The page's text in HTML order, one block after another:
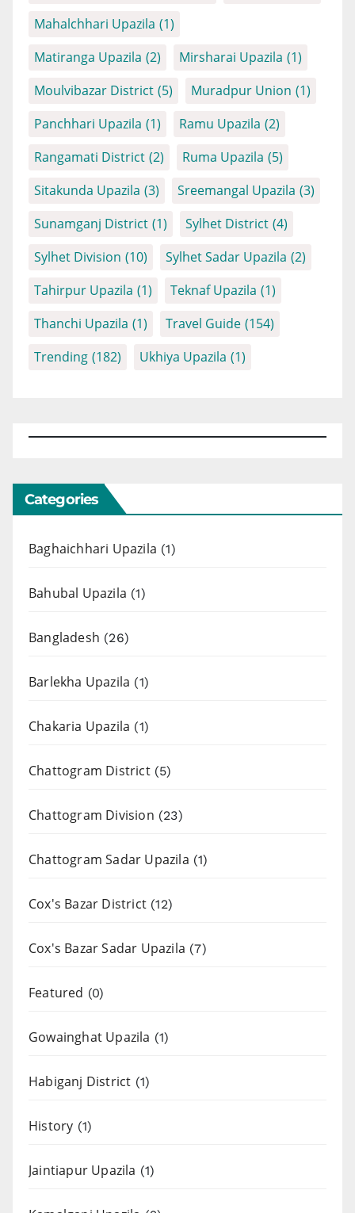
Mahalchhari Upazila (1)
Matiranga Upazila (2) Mirsharai Upazila (1)
Moulvibazar District (5) Muradpur Union (1)
Panchhari Upazila (1) Ramu Upazila (2)
Rangamati District (2) Ruma Upazila (5)
Sitakunda Upazila (3) Sreemangal Upazila (3)
Sunamganj District (1) Sylhet District (4)
Sylhet Division (10) Sylhet Sadar Upazila (2)
Tahirpur Upazila (1) Teknaf Upazila (1)
Thanchi Upazila (1) Travel Guide (154)
Trending (182) Ukhiya Upazila (1)
Categories
Baghaichhari Upazila (1)
Bahubal Upazila (1)
Bangladesh (26)
Barlekha Upazila (1)
Chakaria Upazila (1)
Chattogram District(5)
Chattogram Division (23)
Chattogram Sadar Upazila (1)
Cox's Bazar District (12)
Cox's Bazar Sadar Upazila (7)
Featured (0)
Gowainghat Upazila (1)
Habiganj District (1)
History (1)
Jaintiapur Upazila (1)